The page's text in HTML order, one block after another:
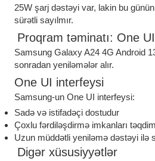
25W şarj dəstəyi var, lakin bu
sürətli sayılmır.
Proqram təminatı: One
Samsung Galaxy A24 4G Android
sonradan yeniləmələr alır.
One UI interfeysi
Samsung-un One UI interfeysi:
Sadə və istifadəçi dostudur
Çoxlu fərdiləşdirmə imkanları
Uzun müddətli yeniləmə dəstəyi ilə
Digər xüsusiyyətlər